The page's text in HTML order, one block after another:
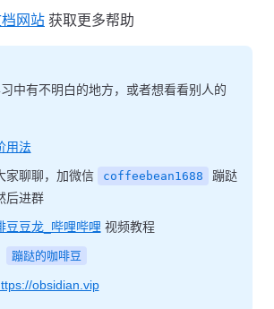
网站 获取更多帮助
中有不明白的地方，或者想看看别人的
用法
家聊聊，加微信
coffeebean1688
蹦跶
后进群
豆豆龙_哔哩哔哩 视频教程
蹦跶的咖啡豆
obsidian.vip